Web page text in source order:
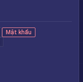
Mật khẩu